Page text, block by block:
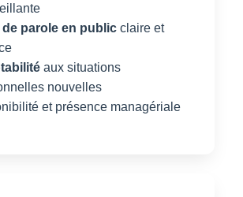
de parole en public claire et
aux situations
nouvelles
et présence managériale